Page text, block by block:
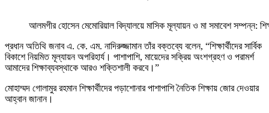
আলমগীর হোসেন মেমোরিয়াল বিদ্যালয়ে মাসিক মূল্যায়ন ও মা সমাবেশ সম্পন্ন:
প্রধান অতিথি জনাব এ. কে. এম. নাদিরুজ্জামান তাঁর বক্তব্যে বলেন, “শিক্ষার্থীদের সার্বিক
বিকাশে নিয়মিত মূল্যায়ন অপরিহার্য। পাশাপাশি, মায়েদের সক্রিয় অংশগ্রহণ ও পরামর্শ
আমাদের শিক্ষাব্যবস্থাকে আরও শক্তিশালী করবে।”
মোহাম্মদ গোলামুর রহমান শিক্ষার্থীদের পড়াশোনার পাশাপাশি নৈতিক শিক্ষায় জোর দেওয়ার
আহ্বান জানান।